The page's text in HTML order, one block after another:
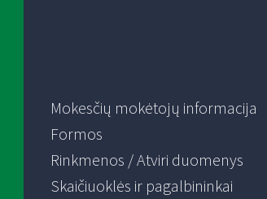
Mokesčių mokėtojų informacija
Formos
Rinkmenos / Atviri duomenys
Skaičiuoklės ir pagalbininkai